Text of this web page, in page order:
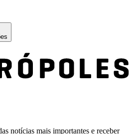
notícias mais importantes e receber